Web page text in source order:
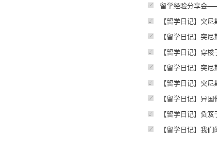
留学经验分享会
【留学日记】突
【留学日记】突
【留学日记】穿
【留学日记】突
【留学日记】突
【留学日记】异
【留学日记】负
【留学日记】我